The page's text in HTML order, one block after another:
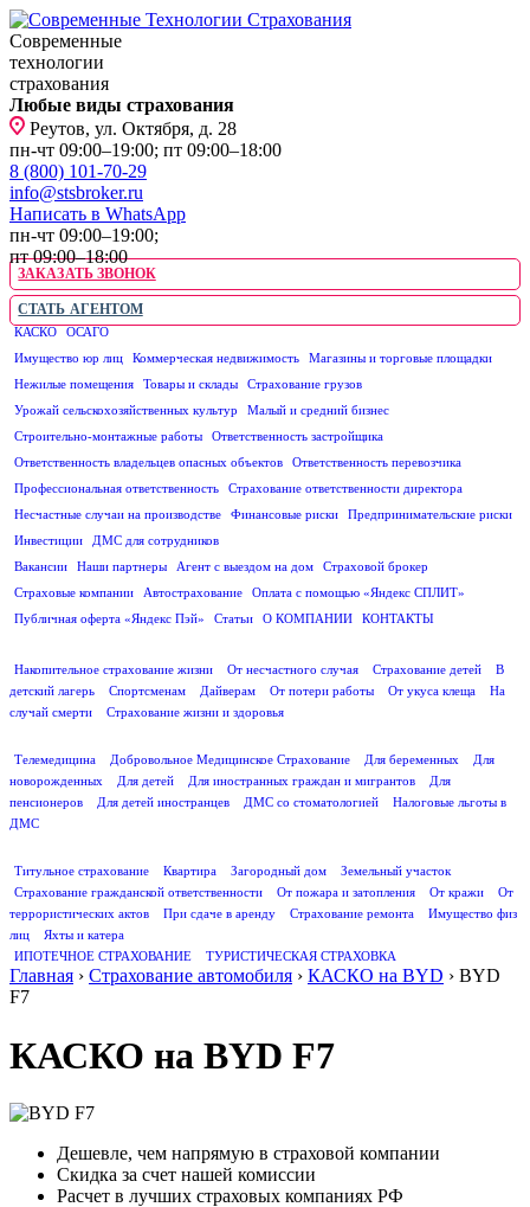
Современные
технологии
страхования
Любые виды страхования
Реутов, ул. Октября, д. 28
пн-чт 09:00–19:00; пт 09:00–18:00
8 (800) 101-70-29
info@stsbroker.ru
Написать в WhatsApp
пн-чт 09:00–19:00;
пт 09:00–18:00
ЗАКАЗАТЬ ЗВОНОК
СТАТЬ АГЕНТОМ
КАСКО ОСАГО
Имущество юр лиц
Коммерческая недвижимость
Магазины и торговые площадки
Нежилые помещения
Товары и склады
Страхование грузов
Урожай сельскохозяйственных культур
Малый и средний бизнес
Строительно-монтажные работы
Ответственность застройщика
Ответственность владельцев опасных объектов
Ответственность перевозчика
Профессиональная ответственность
Страхование ответственности директора
Несчастные случаи на производстве
Финансовые риски
Предпринимательские риски
Инвестиции
ДМС для сотрудников
Вакансии
Наши партнеры Агент с выездом на дом
Страховой брокер
Страховые компании
Автострахование
Оплата с помощью «Яндекс СПЛИТ»
Публичная оферта «Яндекс Пэй»
Статьи О КОМПАНИИ
КОНТАКТЫ
Накопительное страхование жизни
От несчастного случая Страхование детей
В
детский лагерь
Спортсменам Дайверам От потери работы От укуса клеща
На
случай смерти
Страхование жизни и здоровья
Телемедицина
Добровольное Медицинское Страхование Для беременных
Для
новорожденных
Для детей Для иностранных граждан и мигрантов
Для
пенсионеров
Для детей иностранцев ДМС со стоматологией
Налоговые льготы в
ДМС
Титульное страхование
Квартира Загородный дом
Земельный участок
Страхование гражданской ответственности
От пожара и затопления От кражи
От
террористических актов
При сдаче в аренду Страхование ремонта
Имущество физ
лиц
Яхты и катера
ИПОТЕЧНОЕ СТРАХОВАНИЕ
ТУРИСТИЧЕСКАЯ СТРАХОВКА
Главная › Страхование автомобиля › КАСКО на BYD › BYD
F7
КАСКО на BYD F7
Дешевле, чем напрямую в страховой компании
Скидка за счет нашей комиссии
Расчет в лучших страховых компаниях РФ